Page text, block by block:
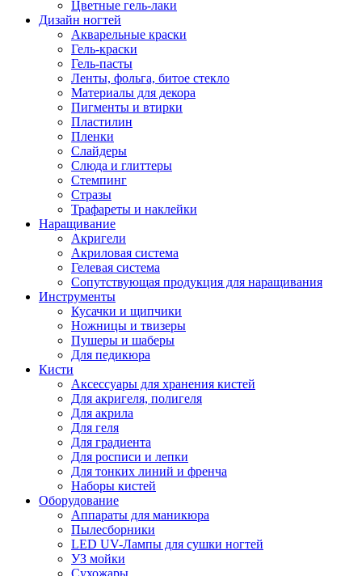
Цветные гель-лаки
Дизайн ногтей
Акварельные краски
Гель-краски
Гель-пасты
Ленты, фольга, битое стекло
Материалы для декора
Пигменты и втирки
Пластилин
Пленки
Слайдеры
Слюда и глиттеры
Стемпинг
Стразы
Трафареты и наклейки
Наращивание
Акригели
Акриловая система
Гелевая система
Сопутствующая продукция для наращивания
Инструменты
Кусачки и щипчики
Ножницы и твизеры
Пушеры и шаберы
Для педикюра
Кисти
Аксессуары для хранения кистей
Для акригеля, полигеля
Для акрила
Для геля
Для градиента
Для росписи и лепки
Для тонких линий и френча
Наборы кистей
Оборудование
Аппараты для маникюра
Пылесборники
LED UV-Лампы для сушки ногтей
УЗ мойки
Сухожары